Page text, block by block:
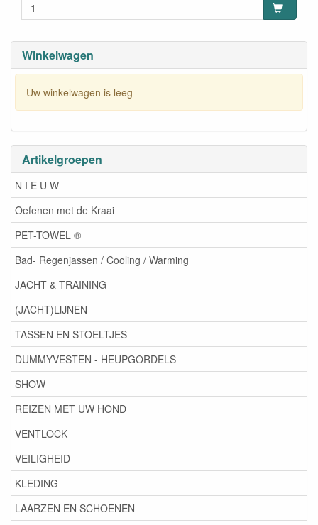
Winkelwagen
Uw winkelwagen is leeg
Artikelgroepen
N I E U W
Oefenen met de Kraai
PET-TOWEL ®
Bad- Regenjassen / Cooling / Warming
JACHT & TRAINING
(JACHT)LIJNEN
TASSEN EN STOELTJES
DUMMYVESTEN - HEUPGORDELS
SHOW
REIZEN MET UW HOND
VENTLOCK
VEILIGHEID
KLEDING
LAARZEN EN SCHOENEN